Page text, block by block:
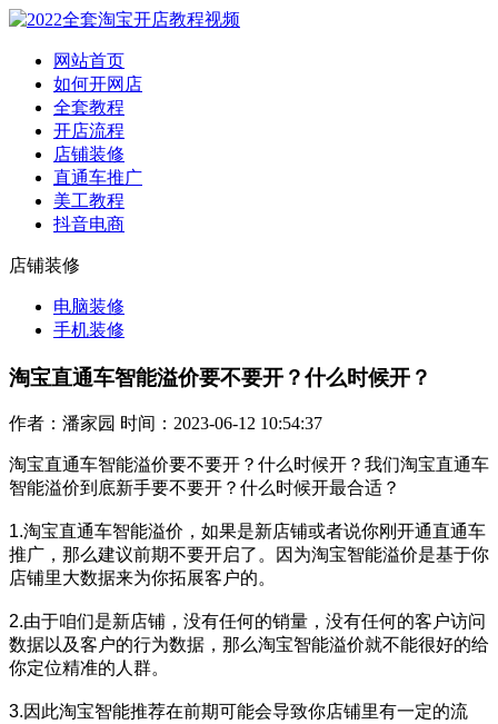
网站首页
如何开网店
全套教程
开店流程
店铺装修
直通车推广
美工教程
抖音电商
店铺装修
电脑装修
手机装修
淘宝直通车智能溢价要不要开？什么时候开？
作者：潘家园 时间：2023-06-12 10:54:37
淘宝直通车智能溢价要不要开？什么时候开？我们淘宝直通车
智能溢价到底新手要不要开？什么时候开最合适？
1.淘宝直通车智能溢价，如果是新店铺或者说你刚开通直通车
推广，那么建议前期不要开启了。因为淘宝智能溢价是基于你
店铺里大数据来为你拓展客户的。
2.由于咱们是新店铺，没有任何的销量，没有任何的客户访问
数据以及客户的行为数据，那么淘宝智能溢价就不能很好的给
你定位精准的人群。
3.因此淘宝智能推荐在前期可能会导致你店铺里有一定的流